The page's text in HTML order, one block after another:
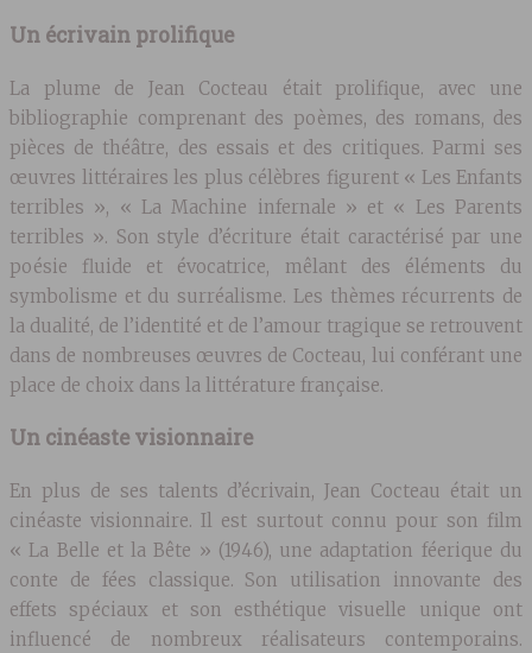
Un écrivain prolifique
La plume de Jean Cocteau était prolifique, avec une
bibliographie comprenant des poèmes, des romans, des
pièces de théâtre, des essais et des critiques. Parmi ses
œuvres littéraires les plus célèbres figurent « Les Enfants
terribles », « La Machine infernale » et « Les Parents
terribles ». Son style d’écriture était caractérisé par une
poésie fluide et évocatrice, mêlant des éléments du
symbolisme et du surréalisme. Les thèmes récurrents de
la dualité, de l’identité et de l’amour tragique se retrouvent
dans de nombreuses œuvres de Cocteau, lui conférant une
place de choix dans la littérature française.
Un cinéaste visionnaire
En plus de ses talents d’écrivain, Jean Cocteau était un
cinéaste visionnaire. Il est surtout connu pour son film
« La Belle et la Bête » (1946), une adaptation féerique du
conte de fées classique. Son utilisation innovante des
effets spéciaux et son esthétique visuelle unique ont
influencé de nombreux réalisateurs contemporains.